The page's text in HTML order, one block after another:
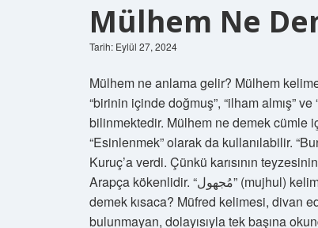
Mülhem Ne
Tarih: Eylül 27, 2024
Mülhem ne anlama gelir? Mülhem
“birinin içinde doğmuş”, “ilham almış”
bilinmektedir. Mülhem ne demek cümle
“Esinlenmek” olarak da kullanılabilir.
Kuruç’a verdi. Çünkü karısının
Arapça kökenlidir. “مُجهول” (mujhul) kelimesi Arapçada “bilinmeyen” veya “sır” anlamına gelir. Müfred ne
demek kısaca? Müfred kelimesi, divan
bulunmayan, dolayısıyla tek başına